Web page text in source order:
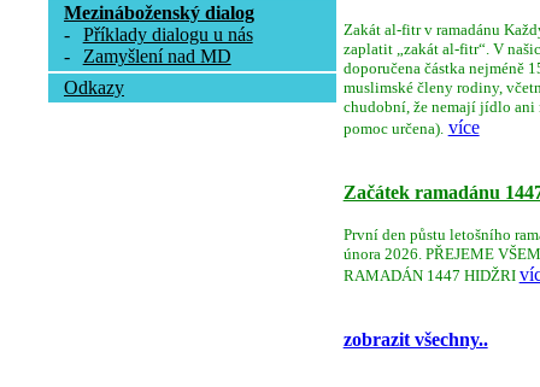
Mezináboženský dialog
-
Příklady dialogu u nás
-
Zamyšlení nad MD
Odkazy
Zakát al-fitr v ramadánu
zaplatit „zakát al-fitr“. V
doporučena částka nejméně
muslimské členy rodiny,
chudobní, že nemají jídlo ani
pomoc určena). více
Začátek ramadánu
První den půstu letošního
února 2026. PŘEJEME
RAMADÁN 1447 HIDŽRI
zobrazit všechny..